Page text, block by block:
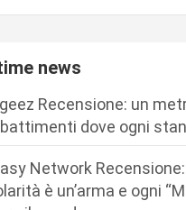
news
Recensione: un
dove ogni
Network
è un’arma e ogni